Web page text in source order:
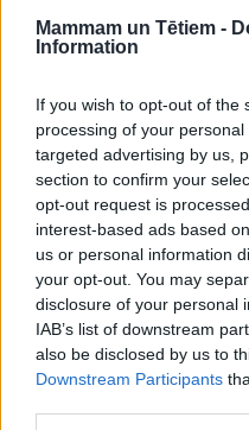
Mammam un Tētiem -
Information
If you wish to opt-out of the
processing of your
targeted advertising by us,
section to confirm your
opt-out request is
interest-based ads based
us or personal information
your opt-out. You may
disclosure of your personal
IAB’s list of downstream
also be disclosed by us to
Downstream Participants
MĪLESTĪBA UN SEKSS
Valentīndienā atzīšos